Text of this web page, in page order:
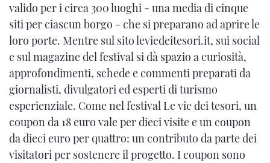
valido per i circa 300 luoghi - una media di cinque
siti per ciascun borgo - che si preparano ad aprire le
loro porte. Mentre sul sito leviedeitesori.it, sui social
e sul magazine del festival si dà spazio a curiosità,
approfondimenti, schede e commenti preparati da
giornalisti, divulgatori ed esperti di turismo
esperienziale. Come nel festival Le vie dei tesori, un
coupon da 18 euro vale per dieci visite e un coupon
da dieci euro per quattro: un contributo da parte dei
visitatori per sostenere il progetto. I coupon sono